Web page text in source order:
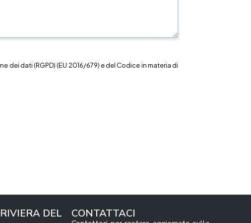
dei dati (RGPD) (EU 2016/679) e del Codice in materia di
DEL CONTATTACI